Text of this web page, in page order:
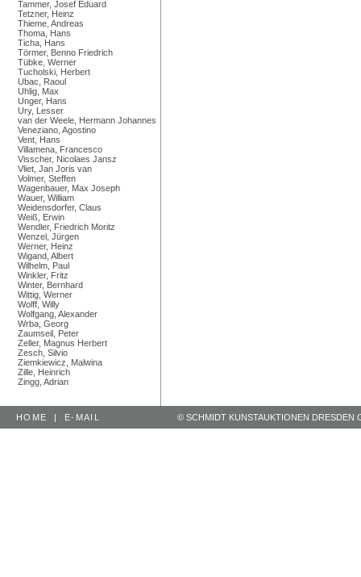
Tammer, Josef Eduard
Tetzner, Heinz
Thieme, Andreas
Thoma, Hans
Ticha, Hans
Törmer, Benno Friedrich
Tübke, Werner
Tucholski, Herbert
Ubac, Raoul
Uhlig, Max
Unger, Hans
Ury, Lesser
van der Weele, Hermann Johannes
Veneziano, Agostino
Vent, Hans
Villamena, Francesco
Visscher, Nicolaes Jansz
Vliet, Jan Joris van
Volmer, Steffen
Wagenbauer, Max Joseph
Wauer, William
Weidensdorfer, Claus
Weiß, Erwin
Wendler, Friedrich Moritz
Wenzel, Jürgen
Werner, Heinz
Wigand, Albert
Wilhelm, Paul
Winkler, Fritz
Winter, Bernhard
Wittig, Werner
Wolff, Willy
Wolfgang, Alexander
Wrba, Georg
Zaumseil, Peter
Zeller, Magnus Herbert
Zesch, Silvio
Ziemkiewicz, Malwina
Zille, Heinrich
Zingg, Adrian
HOME | E-MAIL © SCHMIDT KUNSTAUKTIONEN DRESDEN